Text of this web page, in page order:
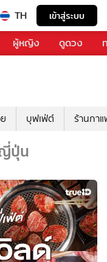
TH เข้าสู่ระบบ
ผู้หญิง ดูดวง
บุฟเฟ่ต์ ร้านกา
ปุ่น